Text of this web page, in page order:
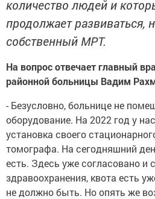
количество людей и
продолжает развиваться,
собственный МРТ.
На вопрос отвечает главный
районной больницы Вадим
- Безусловно, больнице не
оборудование. На 2022 год у
установка своего
томографа. На сегодняшний
есть. Здесь уже согласовано и
здравоохранения, квота есть
не должно быть. Но опять же